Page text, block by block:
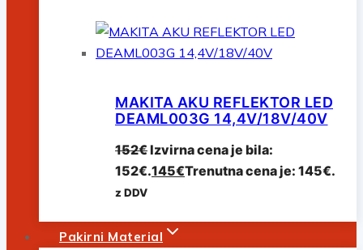
MAKITA AKU REFLEKTOR LED
DEAML003G 14,4V/18V/40V
152€Izvirna cena je bila:
152€.145€Trenutna cena je: 145€.
z DDV
Pakirni Material